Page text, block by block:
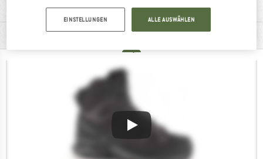
MATERIALINFOS & FEATURES
PRODUKTBESCHREIBUNG
EINSTELLUNGEN ALLE AUSWÄHLEN